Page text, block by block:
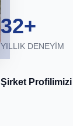
32+
YILLIK DENEYIM
Şirket